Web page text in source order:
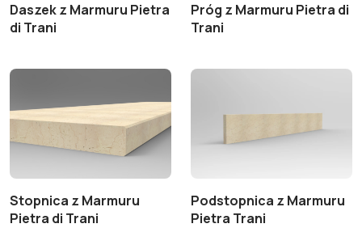
Daszek z Marmuru Pietra
di Trani
Próg z Marmuru Pietra di
Trani
Stopnica z Marmuru
Pietra di Trani
Podstopnica z Marmuru
Pietra Trani